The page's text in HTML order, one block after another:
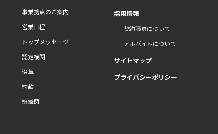
事業拠点のご案内
営業日程
トップメッセージ
認定機関
沿革
約款
組織図
採用情報
契約職員について
アルバイトについて
サイトマップ
プライバシーポリシー